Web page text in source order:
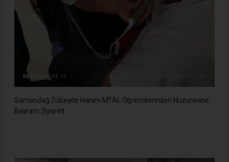
Samandağ Zübeyde Hanım MTAL Öğrencilerinden Huzurevine
Bayram Ziyareti